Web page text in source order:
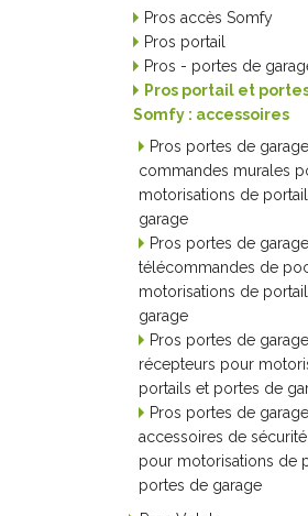
Pros accès Somfy
Pros portail
Pros - portes de
Pros portail et
Somfy : accessoires
Pros portes de
commandes murales
motorisations de
garage
Pros portes de
télécommandes de
motorisations de
garage
Pros portes de
récepteurs pour
portails et portes de
Pros portes de
accessoires de
pour motorisations de
portes de garage